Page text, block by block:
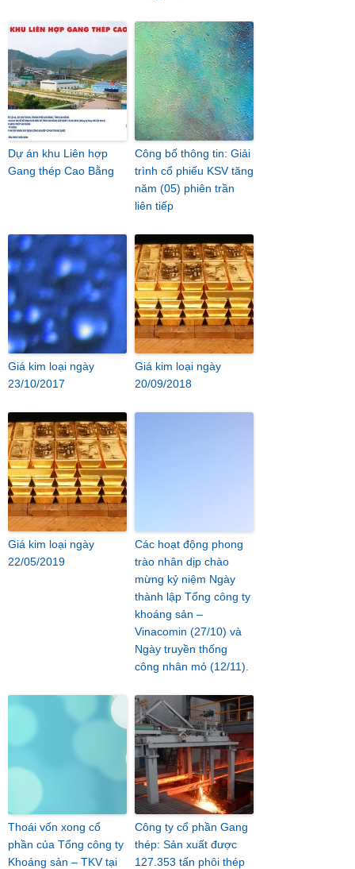
Dự án khu Liên hợp
Gang thép Cao Bằng
Công bố thông tin: Giải
trình cổ phiếu KSV tăng
năm (05) phiên trần
liên tiếp
Giá kim loại ngày
23/10/2017
Giá kim loại ngày
20/09/2018
Giá kim loại ngày
22/05/2019
Các hoạt động phong
trào nhân dịp chào
mừng kỷ niệm Ngày
thành lập Tổng công ty
khoáng sản –
Vinacomin (27/10) và
Ngày truyền thống
công nhân mỏ (12/11).
Thoái vốn xong cổ
phần của Tổng công ty
Khoáng sản – TKV tại
Công ty cổ phần Gang
thép: Sản xuất được
127.353 tấn phôi thép